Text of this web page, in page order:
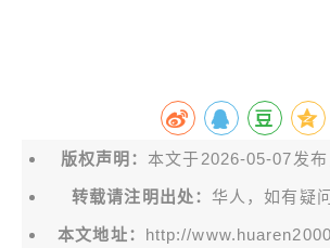
版权声明： 本文于2026-05-07发布
转载请注明出处： 华人，如有疑
本文地址： http://